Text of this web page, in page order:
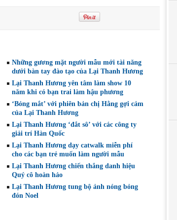
Những gương mặt người mẫu mới tài năng
dưới bàn tay đào tạo của Lại Thanh Hương
Lại Thanh Hương yên tâm làm show 10
năm khi có bạn trai làm hậu phương
‘Bỏng mắt’ với phiên bản chị Hằng gợi cảm
của Lại Thanh Hương
Lại Thanh Hương ‘đắt sô’ với các công ty
giải trí Hàn Quốc
Lại Thanh Hương dạy catwalk miễn phí
cho các bạn trẻ muốn làm người mẫu
Lại Thanh Hương chiến thắng danh hiệu
Quý cô hoàn hảo
Lại Thanh Hương tung bộ ảnh nóng bỏng
đón Noel